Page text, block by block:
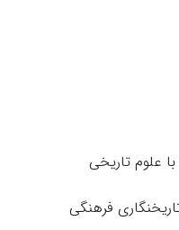
علوم تاریخی
فرهنگی